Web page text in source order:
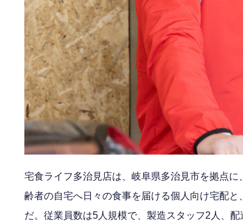
宅食ライフ多治見店は、岐阜県多治見市を拠点
齢者の自宅へ日々の食事を届ける個人向け宅配
だ。従業員数は5人規模で、製造スタッフ2人、配